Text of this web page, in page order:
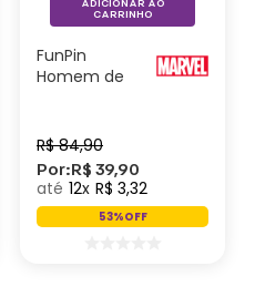
FunPin
Homem de
R$ 84,90
Por:R$ 39,90
12 R$ 3,32
53%OFF
ADICIONAR AO
CARRINHO